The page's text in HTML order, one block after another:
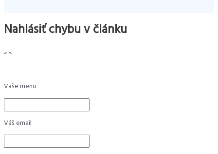
Nahlásiť chybu v článku
«»
Vaše meno
Váš email